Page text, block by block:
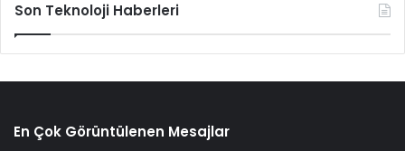
Son Teknoloji Haberleri
En Çok Görüntülenen Mesajlar